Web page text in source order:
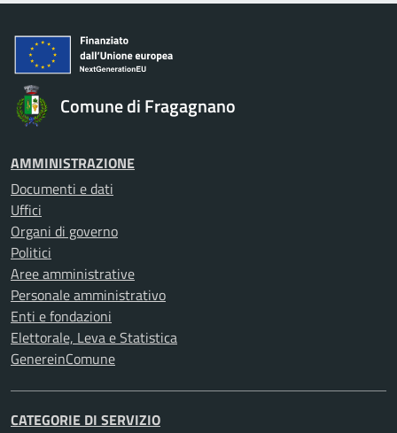
Comune di Fragagnano
AMMINISTRAZIONE
Documenti e dati
Uffici
Organi di governo
Politici
Aree amministrative
Personale amministrativo
Enti e fondazioni
Elettorale, Leva e Statistica
GenereinComune
CATEGORIE DI SERVIZIO